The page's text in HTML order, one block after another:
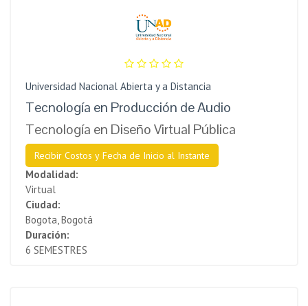
Universidad Nacional Abierta y a Distancia
Tecnología en Producción de Audio
Tecnología en Diseño Virtual Pública
Recibir Costos y Fecha de Inicio al Instante
Modalidad:
Virtual
Ciudad:
Bogota, Bogotá
Duración:
6 SEMESTRES